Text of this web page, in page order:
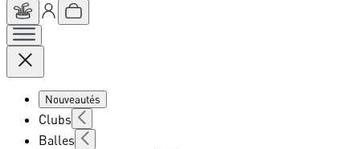
Nouveautés
Clubs
Balles